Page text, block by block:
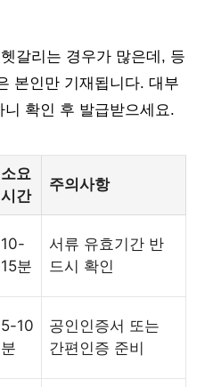
갈리는 경우가 많은데, 등
본인만 기재됩니다. 대부
확인 후 발급받으세요.
소요
시간
주의사항
10-
15분
서류 유효기간 반
드시 확인
5-10
분
공인인증서 또는
간편인증 준비